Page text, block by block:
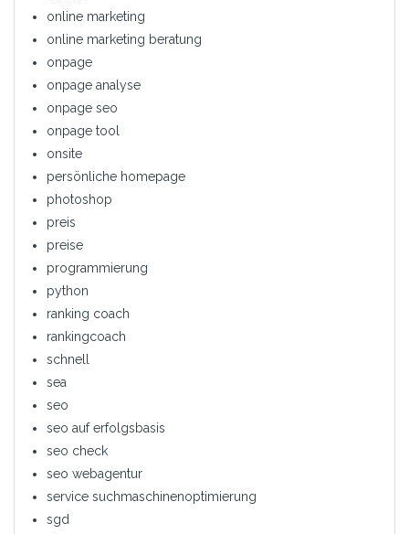
online marketing
online marketing beratung
onpage
onpage analyse
onpage seo
onpage tool
onsite
persönliche homepage
photoshop
preis
preise
programmierung
python
ranking coach
rankingcoach
schnell
sea
seo
seo auf erfolgsbasis
seo check
seo webagentur
service suchmaschinenoptimierung
sgd